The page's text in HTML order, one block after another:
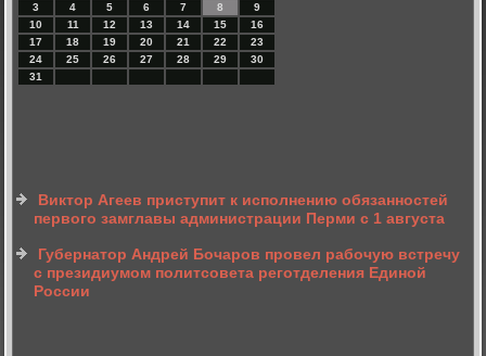
3
4 5 6 7 8
9
10
11 12 13 14 15
16
17
18 19 20 21 22
23
24
25 26 27 28 29
30
31
Виктор Агеев приступит к исполнению обязанностей
первого замглавы администрации Перми с 1 августа
Губернатор Андрей Бочаров провел рабочую встречу
с президиумом политсовета реготделения Единой
России